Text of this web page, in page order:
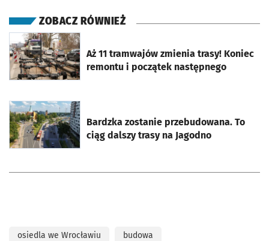
ZOBACZ RÓWNIEŻ
Aż 11 tramwajów zmienia trasy! Koniec
remontu i początek następnego
otworzy się w nowej karcie
Bardzka zostanie przebudowana. To
ciąg dalszy trasy na Jagodno
otworzy się w nowej karcie
osiedla we Wrocławiu budowa